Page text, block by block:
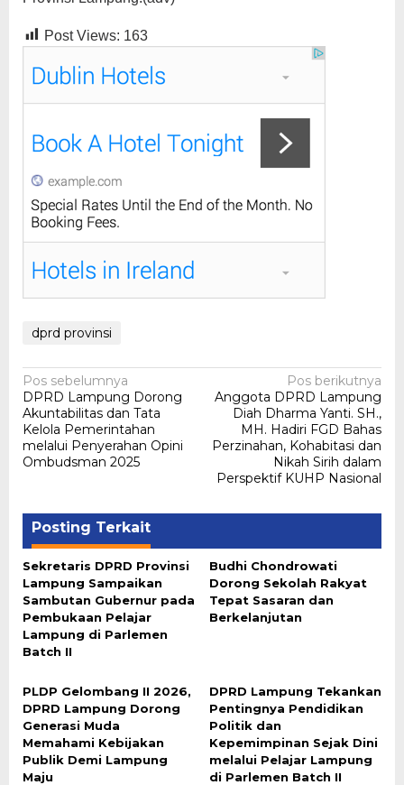
Post Views: 163
dprd provinsi
Navigasi
pos
Pos sebelumnya
DPRD Lampung Dorong
Akuntabilitas dan Tata
Kelola Pemerintahan
melalui Penyerahan Opini
Ombudsman 2025
Pos berikutnya
Anggota DPRD Lampung
Diah Dharma Yanti. SH.,
MH. Hadiri FGD Bahas
Perzinahan, Kohabitasi dan
Nikah Sirih dalam
Perspektif KUHP Nasional
Posting Terkait
Sekretaris DPRD Provinsi
Lampung Sampaikan
Sambutan Gubernur pada
Pembukaan Pelajar
Lampung di Parlemen
Batch II
Budhi Chondrowati
Dorong Sekolah Rakyat
Tepat Sasaran dan
Berkelanjutan
PLDP Gelombang II 2026,
DPRD Lampung Dorong
Generasi Muda
Memahami Kebijakan
Publik Demi Lampung
Maju
DPRD Lampung Tekankan
Pentingnya Pendidikan
Politik dan
Kepemimpinan Sejak Dini
melalui Pelajar Lampung
di Parlemen Batch II